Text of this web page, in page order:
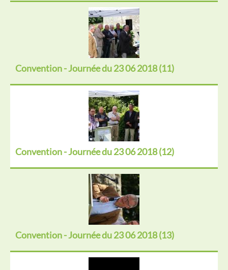
Convention - Journée du 23 06 2018 (11)
Convention - Journée du 23 06 2018 (12)
Convention - Journée du 23 06 2018 (13)